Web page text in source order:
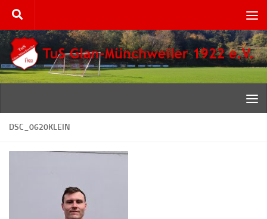
Zum Inhalt springen
DSC_0620KLEIN